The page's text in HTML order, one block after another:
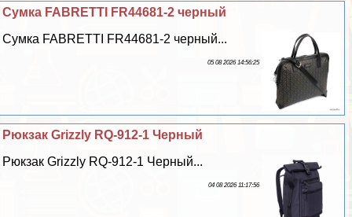
Сумка FABRETTI FR44681-2 черный
Сумка FABRETTI FR44681-2 черный...
05 08 2026 14:56:25
Рюкзак Grizzly RQ-912-1 Черный
Рюкзак Grizzly RQ-912-1 Черный...
04 08 2026 11:17:56